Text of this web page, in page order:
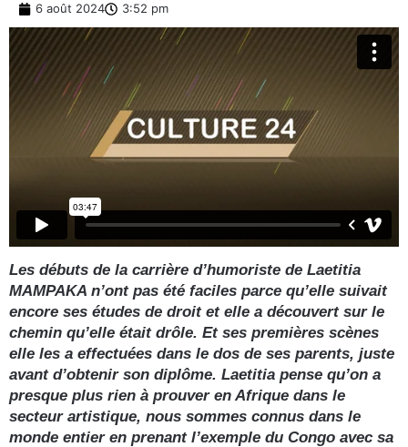
6 août 2024 3:52 pm
Les débuts de la carrière d’humoriste de Laetitia
MAMPAKA n’ont pas été faciles parce qu’elle suivait
encore ses études de droit et elle a découvert sur le
chemin qu’elle était drôle. Et ses premières scènes
elle les a effectuées dans le dos de ses parents, juste
avant d’obtenir son diplôme. Laetitia pense qu’on a
presque plus rien à prouver en Afrique dans le
secteur artistique, nous sommes connus dans le
monde entier en prenant l’exemple du Congo avec sa